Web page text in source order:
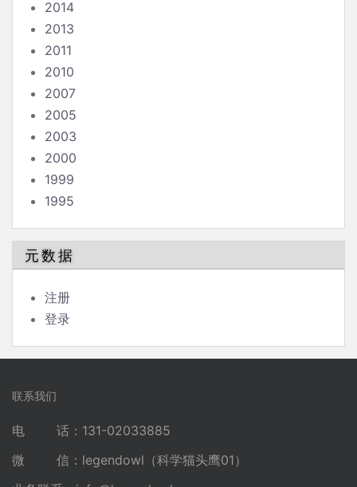
2014
2013
2011
2010
2007
2005
2003
2000
1999
1995
元数据
注册
登录
联系我们
电 话：131-02033885
微 信：legendowl（科学猫头鹰01）